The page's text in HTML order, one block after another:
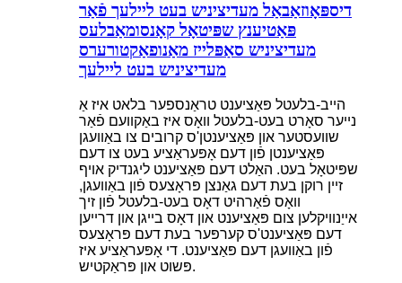
דיספּאָוזאַבאַל מעדיציניש בעט ליילעך פֿאַר
פּאַטיענץ שפּיטאָל קאָנסומאַבלעס
מעדיציניש סאַפּלייז מאַנופאַקטורערס
מעדיציניש בעט ליילעך
הייב-בלעטל פּאַציענט טראַנספער בלאט איז אַ
נייער סאָרט בעט-בלעטל וואָס איז באַקוועם פֿאַר
שוועסטער און פּאַציענטן'ס קרובים צו באַוועגן
פּאַציענטן פֿון דעם אָפּעראַציע בעט צו דעם
שפּיטאָל בעט. האַלט דעם פּאַציענט ליגנדיק אויף
זיין רוקן בעת דעם גאַנצן פּראָצעס פֿון באַוועגן,
וואָס פֿאַרהיט דאָס בעט-בלעטל פֿון זיך
אייַנוויקלען צום פּאַציענט און דאָס בייגן און דרייען
דעם פּאַציענט'ס קערפּער בעת דעם פּראָצעס
פֿון באַוועגן דעם פּאַציענט. די אָפּעראַציע איז
פּשוט און פּראַקטיש.